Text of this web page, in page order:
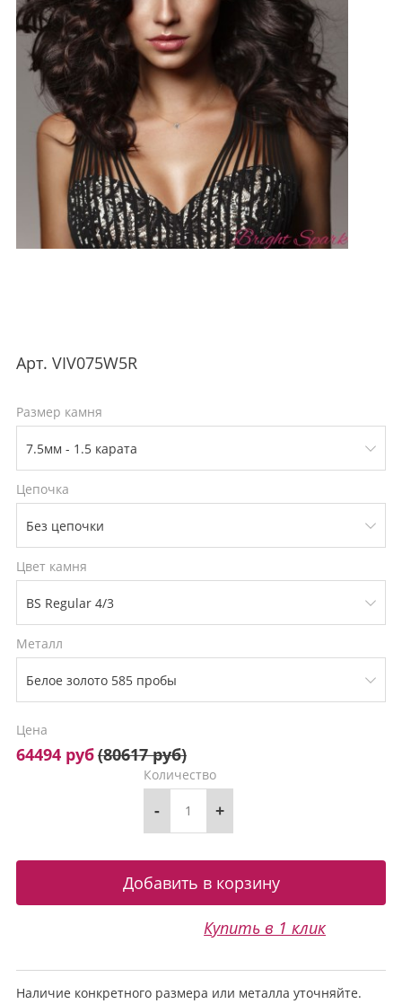
Арт. VIV075W5R
Размер камня
Цепочка
Цвет камня
Металл
Цена
64494 руб(80617 руб)
Количество
- +
Купить в 1 клик
Наличие конкретного размера или металла уточняйте.